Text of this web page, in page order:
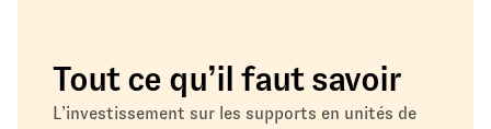
Tout ce qu’il faut savoir
L’investissement sur les supports en unités de